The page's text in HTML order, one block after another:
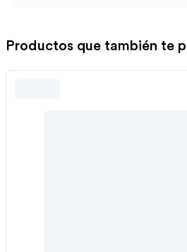
Productos que también te